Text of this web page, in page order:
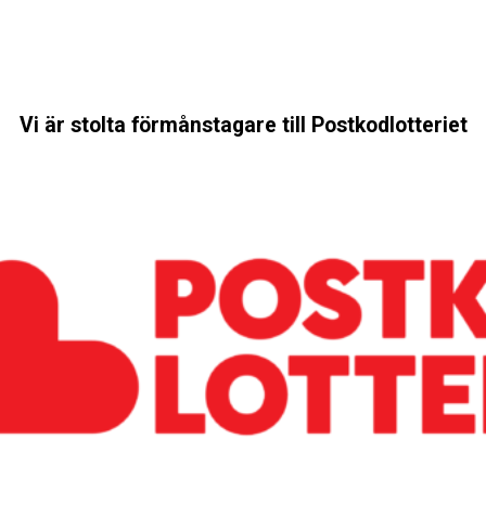
Vi är stolta förmånstagare till Postkodlotteriet